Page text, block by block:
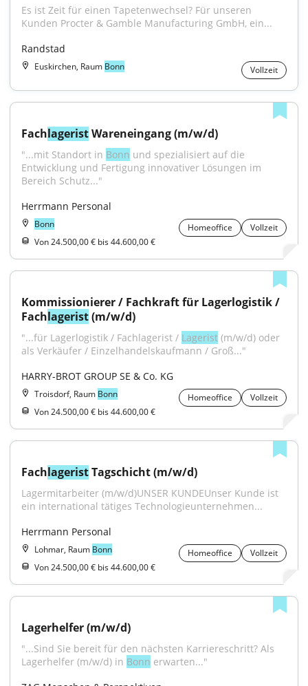
Es ist Zeit für einen Tapetenwechsel? Für unseren
Kunden Procter & Gamble Manufacturing GmbH, ein...
Randstad
Euskirchen, Raum Bonn Vollzeit
Fachlagerist Wareneingang (m/w/d)
"...mit Standort in Bonn und spezialisiert auf die
Entwicklung und Fertigung innovativer Lösungen im
Bereich Schutz..."
Herrmann Personal
Bonn Homeoffice
Vollzeit
Von 24.500,00 € bis 44.600,00 €
Kommissionierer / Fachkraft für Lagerlogistik /
Fachlagerist (m/w/d)
"...für Lagerlogistik / Fachlagerist / Lagerist (m/w/d) oder
als Verkäufer / Einzelhandelskaufmann / Groß..."
HARRY-BROT GROUP SE & Co. KG
Troisdorf, Raum Bonn Homeoffice
Vollzeit
Von 24.500,00 € bis 44.600,00 €
Fachlagerist Tagschicht (m/w/d)
Lagermitarbeiter (m/w/d)UNSER KUNDEUnser Kunde ist
ein international tätiges Technologieunternehmen...
Herrmann Personal
Lohmar, Raum Bonn Homeoffice
Vollzeit
Von 24.500,00 € bis 44.600,00 €
Lagerhelfer (m/w/d)
"...Sind Sie bereit für den nächsten Karriereschritt? Als
Lagerhelfer (m/w/d) in Bonn erwarten..."